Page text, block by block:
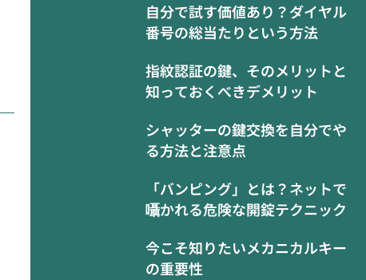
自分で試す価値あり？ダイヤル
番号の総当たりという方法
指紋認証の鍵、そのメリットと
知っておくべきデメリット
シャッターの鍵交換を自分でや
る方法と注意点
「バンピング」とは？ネットで
囁かれる危険な開錠テクニック
今こそ知りたいメカニカルキー
の重要性